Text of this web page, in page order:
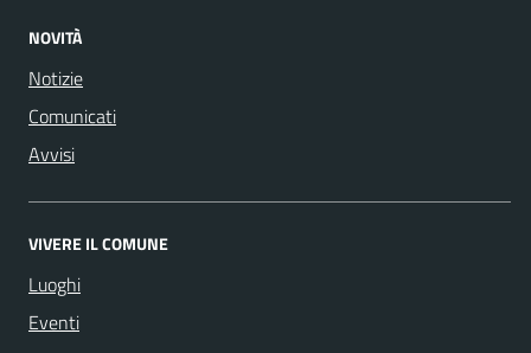
NOVITÀ
Notizie
Comunicati
Avvisi
VIVERE IL COMUNE
Luoghi
Eventi